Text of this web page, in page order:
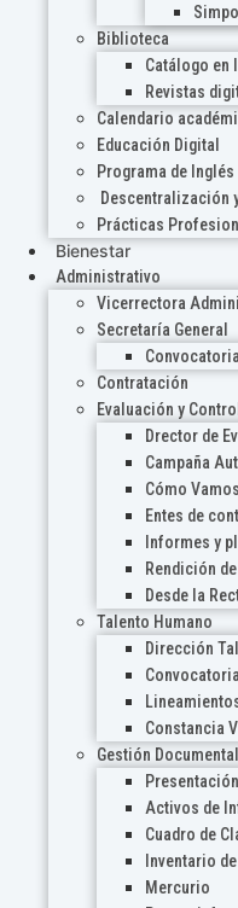
Biblioteca
Catálogo en
Revistas
Calendario
Educación Digital
Programa de Inglés
Descentralización
Prácticas
Bienestar
Administrativo
Vicerrectora
Secretaría General
Contratación
Evaluación y Control
Drector de
Campaña
Cómo Vamos
Entes de
Informes y
Rendición
Desde la
Talento Humano
Dirección
Constancia
Gestión Documental
Presentación
Activos de
Cuadro de
Inventario
Mercurio